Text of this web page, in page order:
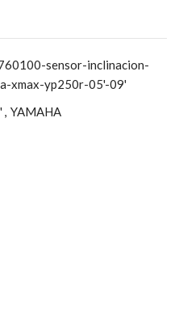
sensor-inclinacion-
xmax-yp250r-05'-09'
, YAMAHA